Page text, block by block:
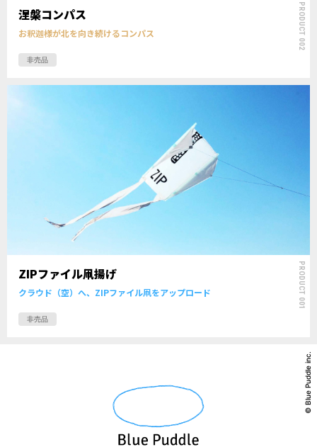
PRODUCT 002
涅槃コンパス
お釈迦様が北を向き続けるコンパス
非売品
PRODUCT 001
ZIPファイル凧揚げ
クラウド（空）へ、ZIPファイル凧をアップロード
非売品
© Blue Puddle inc.